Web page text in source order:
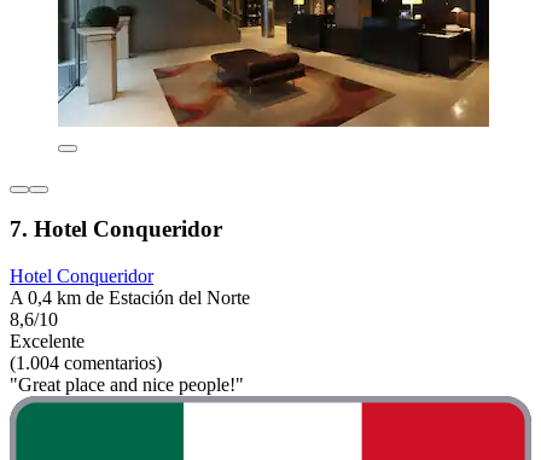
7. Hotel Conqueridor
Hotel Conqueridor
A 0,4 km de Estación del Norte
8,6/10
Excelente
(1.004 comentarios)
"Great place and nice people!"